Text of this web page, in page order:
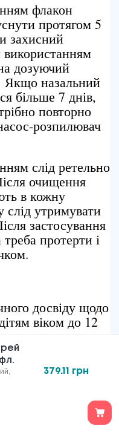
флакон
протягом 5
захисний
дозуючий
Якщо назальний
більше 7 днів,
повторно
розпилювач
слід ретельно
очищення
в кожну
слід утримувати
застосування
протерти і
досвіду щодо
віком до 12
379.11 грн